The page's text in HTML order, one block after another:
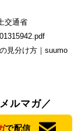
交通省
見分け方｜suumo
ルマガ／
で配信